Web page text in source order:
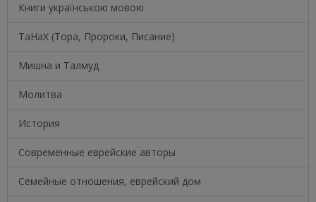
Книги українською мовою
ТаНаХ (Тора, Пророки, Писание)
Мишна и Талмуд
Молитва
История
Современные еврейские авторы
Семейные отношения, еврейский дом